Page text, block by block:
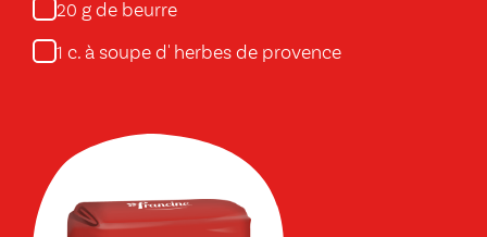
20 g de beurre
1 c. à soupe d' herbes de provence